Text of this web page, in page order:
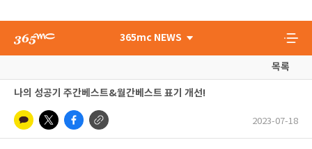
365mc NEWS
목록
나의 성공기 주간베스트&월간베스트 표기 개선!
2023-07-18